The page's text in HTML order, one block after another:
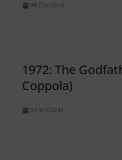
08/26/2015
1972: The
Coppola)
02/09/2015